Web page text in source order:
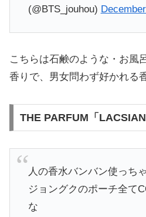
(@BTS_jouhou)
こちらは石鹸のような・お風
香りで、男女問わず好かれる
THE PARFUM「LACSIAN
人の香水バンバン使っち
ジョングクのポーチ全て
な